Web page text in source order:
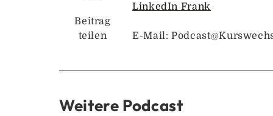
LinkedIn Frank
E-Mail:
Beitrag
teilen
Weitere Podcast